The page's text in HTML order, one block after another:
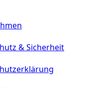
& Sicherheit